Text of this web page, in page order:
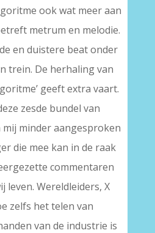
ook wat meer aan
metrum en melodie.
en duistere beat onder
trein. De herhaling van
geeft extra vaart.
zesde bundel van
mij minder aangesproken
die mee kan in de raak
commentaren
leven. Wereldleiders, X
zelfs het telen van
van de industrie is